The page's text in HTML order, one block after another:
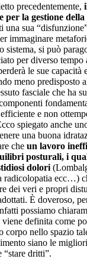
precedentemente,
per la gestione
una sua
immaginare
sistema, si può
per diverso tempo
le sue capacità
meno predisposto
fasciale che ha
e non
spiegato anche
una buona
che un lavoro
posturali, i
dolori
radicolopatia ecc…)
dei veri e propri
È doveroso,
possiamo
definita come
corpo nello spazio
siano le
“stare dritti”.